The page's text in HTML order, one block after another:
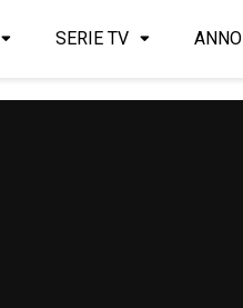
SERIE TV ANNO